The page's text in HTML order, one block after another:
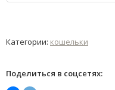
Категории: кошельки
Поделиться в соцсетях: